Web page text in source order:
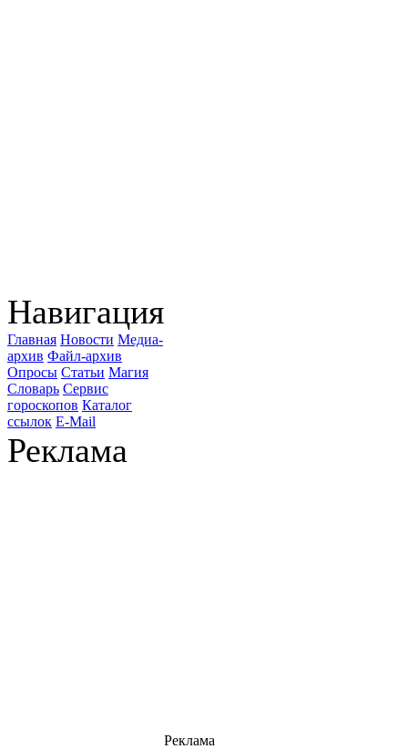
Навигация
Главная Новости Медиа-
архив Файл-архив
Опросы Статьи Магия
Словарь Сервис
гороскопов Каталог
ссылок E-Mail
Реклама
Реклама